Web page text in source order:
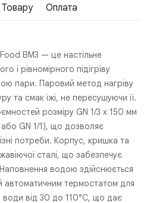
Оплата
BM3 — це настільне
і рівномірного підігріву
пари. Паровий метод нагріву
та смак їжі, не пересушуючи її.
розміру GN 1/3 х 150 мм
GN 1/1), що дозволяє
потреби. Корпус, кришка та
сталі, що забезпечує
Наповнення водою здійснюється
термостатом для
від 30 до 110°C, що дає